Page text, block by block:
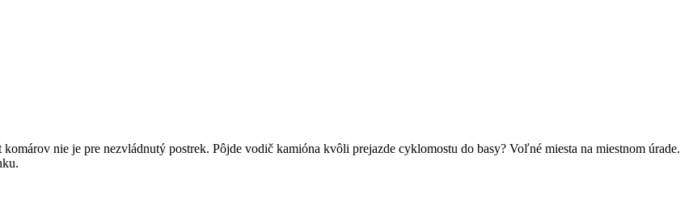
nie je pre nezvládnutý postrek. Pôjde vodič kamióna kvôli prejazde cyklomostu do basy? Voľné miesta na miestnom úrade.